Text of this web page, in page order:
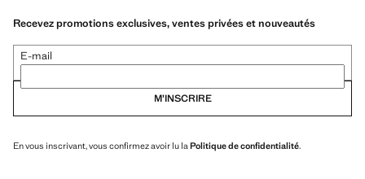
Recevez promotions exclusives, ventes privées et nouveautés
E-mail
M’INSCRIRE
En vous inscrivant, vous confirmez avoir lu laPolitique de confidentialité.